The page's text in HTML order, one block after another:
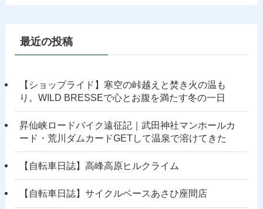
最近の投稿
【ショップライド】寒空の峠越えと焚き火の温も
り。WILD BRESSEで心とお腹を満たす冬の一日
昇仙峡ロードバイク遠征記｜武田神社マンホールカ
ード・荒川ダムカードGETして温泉で溶けてきた
【自転車日誌】高峰高原ヒルクライム
【自転車日誌】サイクルベースあさひ座間店